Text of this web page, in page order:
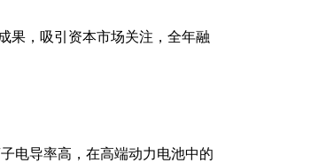
果，吸引资本市场关注，全年融
电导率高，在高端动力电池中的